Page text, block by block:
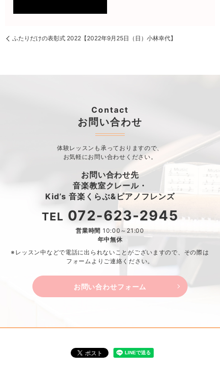
ふたりだけの表彰式 2022【2022年9月25日（日）小林幸代】
Contact
お問い合わせ
体験レッスンも承っておりますので、
お気軽にお問い合わせください。
お問い合わせ先
音楽教室クレール・
Kid’s 音楽くらぶ&ピアノフレンズ
TEL 072-623-2945
営業時間 10:00～21:00
年中無休
※レッスン中などで電話に出られないことがございますので、 その際は
フォームよりご連絡ください。
お問い合わせフォーム